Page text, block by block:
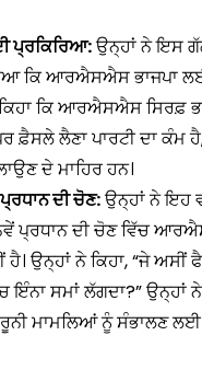
ਪ੍ਰਕਿਰਿਆ:ਉਨ੍ਹਾਂ ਨੇ ਇਸ
ਕਿ ਆਰਐਸਐਸ ਭਾਜਪਾ
ਕਿ ਆਰਐਸਐਸ ਸਿਰਫ਼
ਫ਼ੈਸਲੇ ਲੈਣਾ ਪਾਰਟੀ ਦਾ ਕੰਮ
ਦੇ ਮਾਹਿਰ ਹਨ।
ਦੀ ਚੋਣ:ਉਨ੍ਹਾਂ ਨੇ ਇਹ
ਪ੍ਰਧਾਨ ਦੀ ਚੋਣ ਵਿੱਚ
ਹੈ। ਉਨ੍ਹਾਂ ਨੇ ਕਿਹਾ, “ਜੇ ਅਸੀਂ
ਇੰਨਾ ਸਮਾਂ ਲੱਗਦਾ?” ਉਨ੍ਹਾਂ ਨੇ
ਮਾਮਲਿਆਂ ਨੂੰ ਸੰਭਾਲਣ ਲਈ